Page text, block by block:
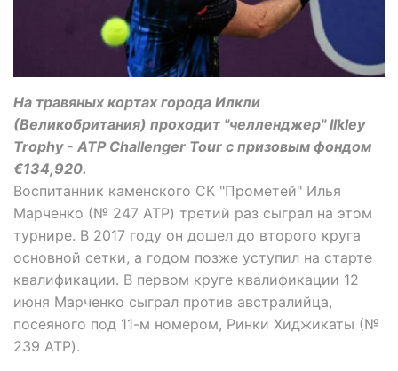
На травяных кортах города Илкли
(Великобритания) проходит "челленджер" Ilkley
Trophy - ATP Challenger Tour с призовым фондом
€134,920.
Воспитанник каменского СК "Прометей" Илья
Марченко (№ 247 ATP) третий раз сыграл на этом
турнире. В 2017 году он дошел до второго круга
основной сетки, а годом позже уступил на старте
квалификации. В первом круге квалификации 12
июня Марченко сыграл против австралийца,
посеяного под 11-м номером, Ринки Хиджикаты (№
239 ATP).